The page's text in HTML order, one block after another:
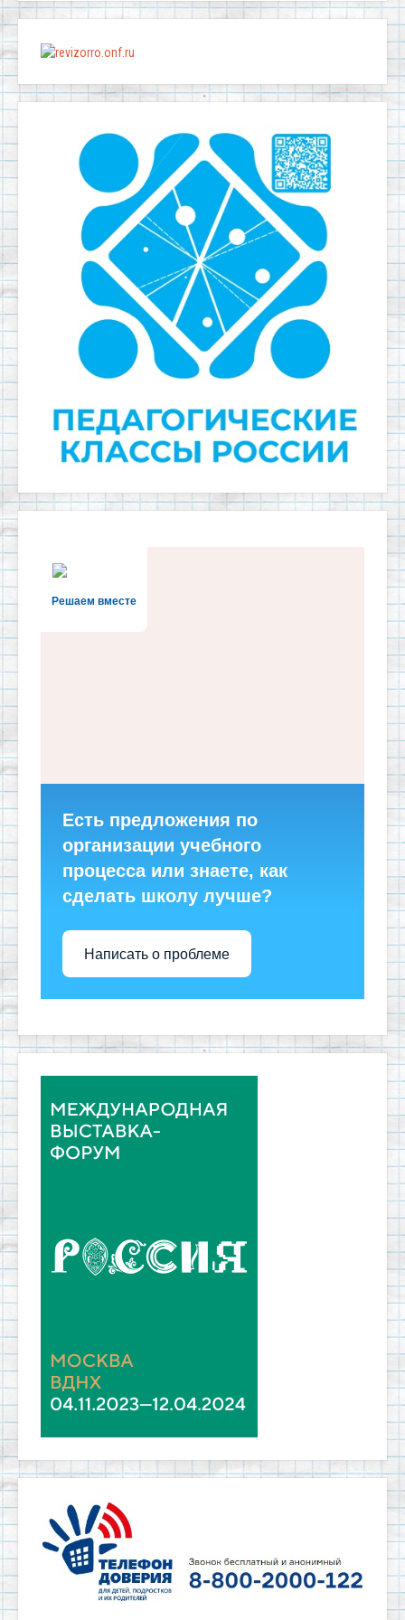
Решаем вместе
Есть предложения по
организации учебного
процесса или знаете, как
сделать школу лучше?
Написать о проблеме